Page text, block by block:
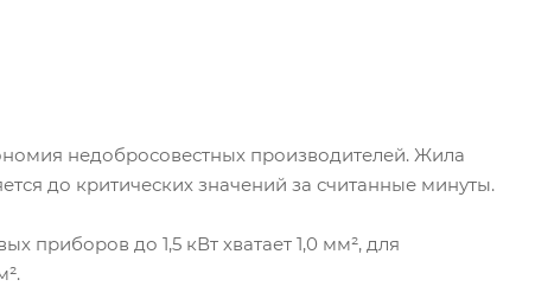
недобросовестных производителей. Жила
до критических значений за считанные минуты.
приборов до 1,5 кВт хватает 1,0 мм², для